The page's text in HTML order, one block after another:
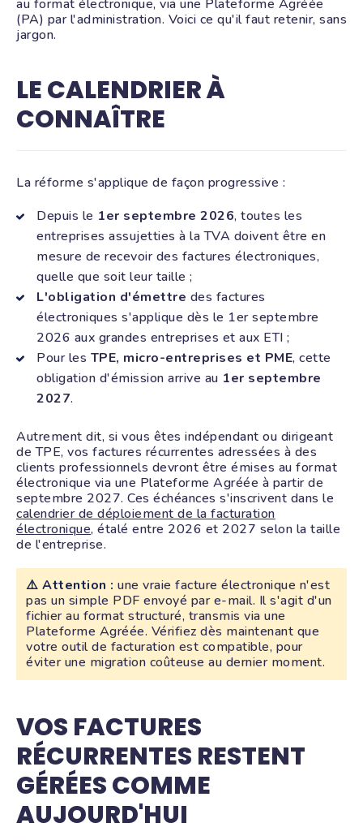
au format électronique, via une Plateforme Agréée
(PA) par l'administration. Voici ce qu'il faut retenir, sans
jargon.
LE CALENDRIER À
CONNAÎTRE
La réforme s'applique de façon progressive :
Depuis le 1er septembre 2026, toutes les
entreprises assujetties à la TVA doivent être en
mesure de recevoir des factures électroniques,
quelle que soit leur taille ;
L'obligation d'émettre des factures
électroniques s'applique dès le 1er septembre
2026 aux grandes entreprises et aux ETI ;
Pour les TPE, micro-entreprises et PME, cette
obligation d'émission arrive au 1er septembre
2027.
Autrement dit, si vous êtes indépendant ou dirigeant
de TPE, vos factures récurrentes adressées à des
clients professionnels devront être émises au format
électronique via une Plateforme Agréée à partir de
septembre 2027. Ces échéances s'inscrivent dans le
calendrier de déploiement de la facturation
électronique, étalé entre 2026 et 2027 selon la taille
de l'entreprise.
⚠️ Attention : une vraie facture électronique n'est
pas un simple PDF envoyé par e-mail. Il s'agit d'un
fichier au format structuré, transmis via une
Plateforme Agréée. Vérifiez dès maintenant que
votre outil de facturation est compatible, pour
éviter une migration coûteuse au dernier moment.
VOS FACTURES
RÉCURRENTES RESTENT
GÉRÉES COMME
AUJOURD'HUI